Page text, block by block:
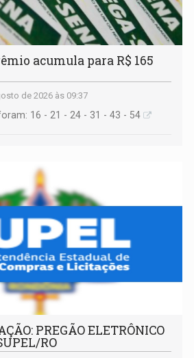
acumula para R$ 165
de 2026 às 09:37
16 - 21 - 24 - 31 - 43 - 54
PREGÃO ELETRÔNICO
RO